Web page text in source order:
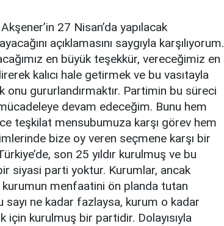
27 Nisan’da yapılacak
açıklamasını saygıyla karşılıyorum.
en büyük teşekkür, vereceğimiz en
kalıcı hale getirmek ve bu vasıtayla
gururlandırmaktır. Partimin bu süreci
devam edeceğim. Bunu hem
teşkilat mensubumuza karşı görev hem
bize oy veren seçmene karşı bir
son 25 yıldır kurulmuş ve bu
siyasi parti yoktur. Kurumlar, ancak
menfaatini ön planda tutan
sayı ne kadar fazlaysa, kurum o kadar
kurulmuş bir partidir. Dolayısıyla